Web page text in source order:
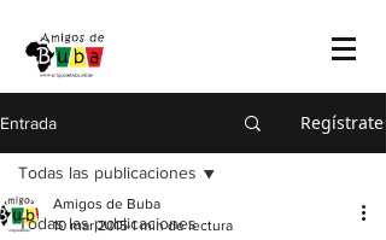
Entrada Regístrate
Todas las publicaciones
Todas las publicaciones
Amigos de Buba
10 mar 2015 1 min de lectura